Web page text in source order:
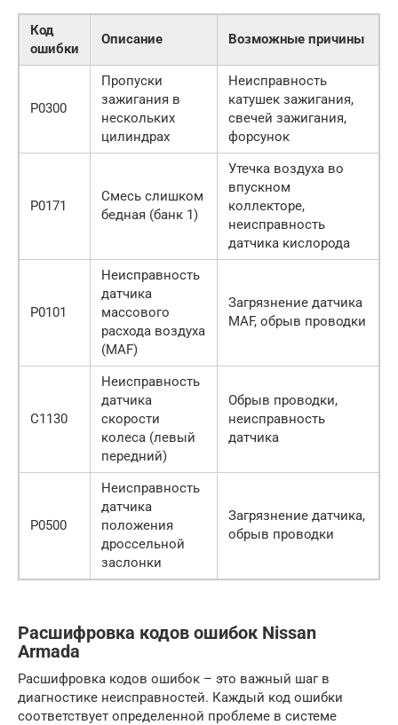
Код
ошибки
Описание Возможные причины
P0300
Пропуски
зажигания в
нескольких
цилиндрах
Неисправность
катушек зажигания,
свечей зажигания,
форсунок
P0171
Смесь слишком
бедная (банк 1)
Утечка воздуха во
впускном
коллекторе,
неисправность
датчика кислорода
P0101
Неисправность
датчика
массового
расхода воздуха
(MAF)
Загрязнение датчика
MAF, обрыв проводки
C1130
Неисправность
датчика
скорости
колеса (левый
передний)
Обрыв проводки,
неисправность
датчика
P0500
Неисправность
датчика
положения
дроссельной
заслонки
Загрязнение датчика,
обрыв проводки
Расшифровка кодов ошибок Nissan
Armada
Расшифровка кодов ошибок – это важный шаг в
диагностике неисправностей. Каждый код ошибки
соответствует определенной проблеме в системе